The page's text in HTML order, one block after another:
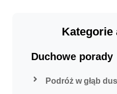
Kategorie
Duchowe porady
Podróż w głąb